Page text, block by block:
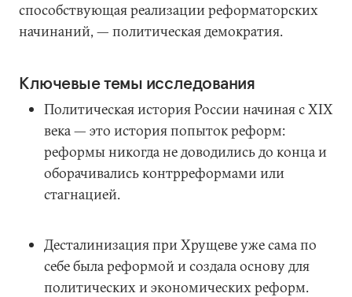
способствующая реализации реформаторских
начинаний, — политическая демократия.
Ключевые темы исследования
Политическая история России начиная с XIX
века — это история попыток реформ:
реформы никогда не доводились до конца и
оборачивались контрреформами или
стагнацией.
Десталинизация при Хрущеве уже сама по
себе была реформой и создала основу для
политических и экономических реформ.